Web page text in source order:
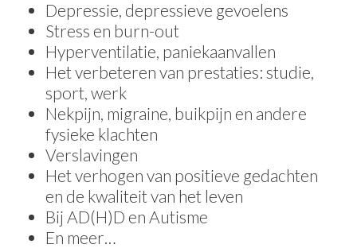
Depressie, depressieve gevoelens
Stress en burn-out
Hyperventilatie, paniekaanvallen
Het verbeteren van prestaties: studie,
sport, werk
Nekpijn, migraine, buikpijn en andere
fysieke klachten
Verslavingen
Het verhogen van positieve gedachten
en de kwaliteit van het leven
Bij AD(H)D en Autisme
En meer…